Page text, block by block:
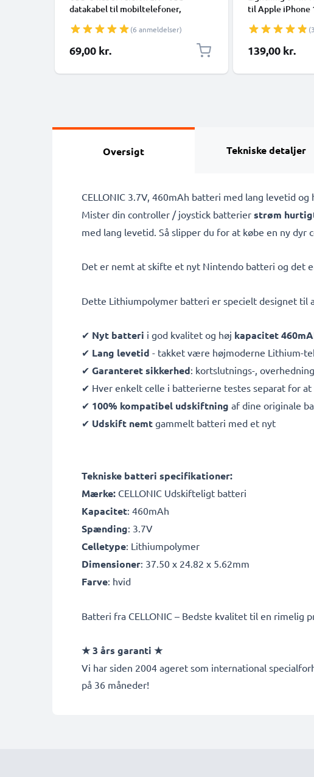
datakabel til mobiltelefoner,
Google Pixel), kameraer (Canon,
Panasonic Lumix, Sony, GoPro) og
mange flere - 1,0m 3A-opladerkabel
(6 anmeldelser)
69,00 kr.
til Apple iPhone
Smartphone
139,00 kr.
Oversigt Tekniske detaljer
CELLONIC 3.7V, 460mAh batteri med lang levetid
Mister din controller / joystick batterier strøm
med lang levetid. Så slipper du for at købe en ny dyr
Det er nemt at skifte et nyt Nintendo batteri og det
Dette Lithiumpolymer batteri er specielt designet til
✔ Nyt batteri i god kvalitet og høj kapacitet
✔ Lang levetid - takket være højmoderne Lithium-
✔ Garanteret sikkerhed: kortslutnings-,
✔ Hver enkelt celle i batterierne testes separat for
✔ 100% kompatibel udskiftning af dine originale
✔ Udskift nemt gammelt batteri med et nyt
Tekniske batteri specifikationer:
Mærke: CELLONIC Udskifteligt batteri
Kapacitet: 460mAh
Spænding: 3.7V
Celletype: Lithiumpolymer
Dimensioner: 37.50 x 24.82 x 5.62mm
Farve: hvid
Batteri fra CELLONIC – Bedste kvalitet til en rimelig
★ 3 års garanti ★
Vi har siden 2004 ageret som international
på 36 måneder!